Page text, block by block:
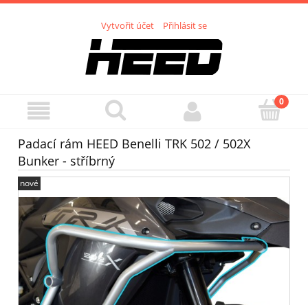
Vytvořit účet Přihlásit se
Padací rám HEED Benelli TRK 502 / 502X
Bunker - stříbrný
nové